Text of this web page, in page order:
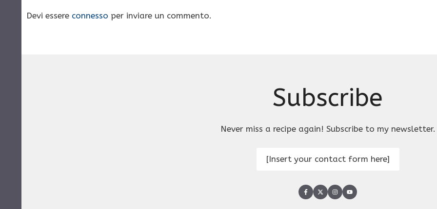
Devi essere connesso per inviare un commento.
Subscribe
Never miss a recipe again! Subscribe to my newsletter.
[Insert your contact form here]